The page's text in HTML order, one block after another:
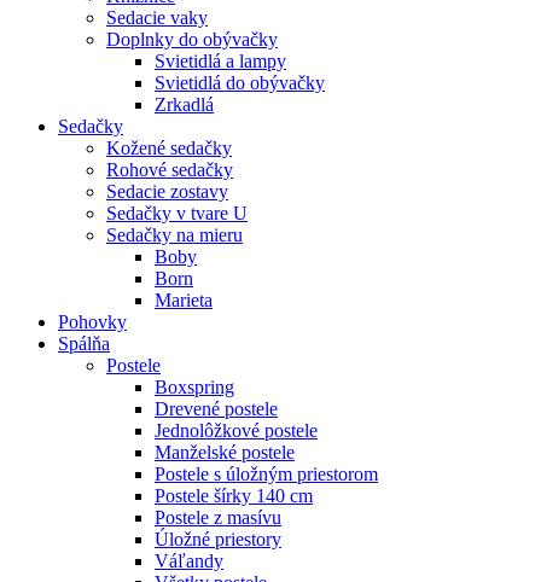
Sedacie vaky
Doplnky do obývačky
Svietidlá a lampy
Svietidlá do obývačky
Zrkadlá
Sedačky
Kožené sedačky
Rohové sedačky
Sedacie zostavy
Sedačky v tvare U
Sedačky na mieru
Boby
Born
Marieta
Pohovky
Spálňa
Postele
Boxspring
Drevené postele
Jednolôžkové postele
Manželské postele
Postele s úložným priestorom
Postele šírky 140 cm
Postele z masívu
Úložné priestory
Váľandy